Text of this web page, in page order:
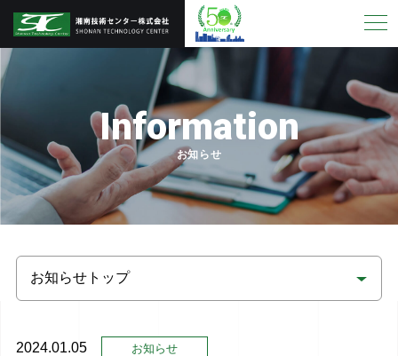
Information
お知らせ
2024.01.05 お知らせ